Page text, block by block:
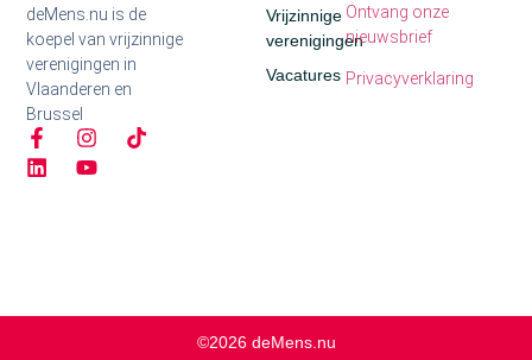
deMens.nu is de
koepel van vrijzinnige
verenigingen in
Vlaanderen en
Brussel
Vrijzinnige
verenigingen
Vacatures
Ontvang onze
nieuwsbrief
Privacyverklaring
©2026 deMens.nu